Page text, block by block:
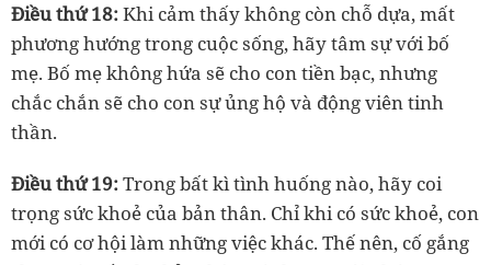
Điều thứ 18:Khi cảm thấy không còn chỗ dựa, mất
phương hướng trong cuộc sống, hãy tâm sự với bố
mẹ. Bố mẹ không hứa sẽ cho con tiền bạc, nhưng
chắc chắn sẽ cho con sự ủng hộ và động viên tinh
thần.
Điều thứ 19:Trong bất kì tình huống nào, hãy coi
trọng sức khoẻ của bản thân. Chỉ khi có sức khoẻ, con
mới có cơ hội làm những việc khác. Thế nên, cố gắng